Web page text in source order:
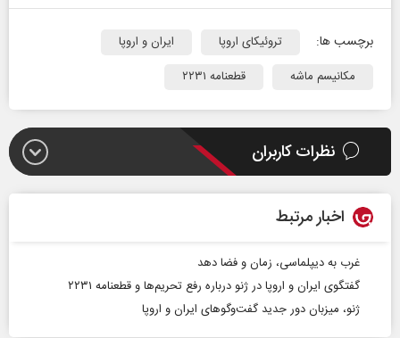
برچسب ها: تروئیکای اروپا
ایران و اروپا
مکانیسم ماشه
قطعنامه ۲۲۳۱
نظرات کاربران
اخبار مرتبط
غرب به دیپلماسی، زمان و فضا دهد
گفتگوی ایران و اروپا در ژنو درباره رفع تحریم‌ها و قطعنامه ۲۲۳۱
ژنو، میزبان دور جدید گفت‌وگوهای ایران و اروپا